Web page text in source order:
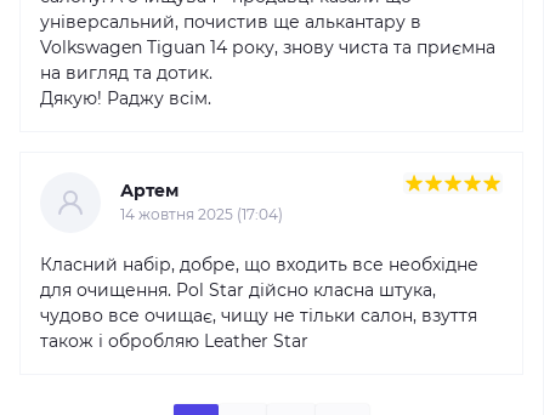
універсальний, почистив ще алькантару в
Volkswagen Tiguan 14 року, знову чиста та приємна
на вигляд та дотик.
Дякую! Раджу всім.
Артем
14 жовтня 2025 (17:04)
Класний набір, добре, що входить все необхідне
для очищення. Pol Star дійсно класна штука,
чудово все очищає, чищу не тільки салон, взуття
також і обробляю Leather Star